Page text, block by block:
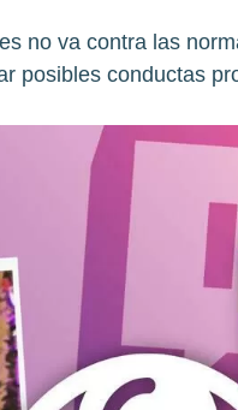
no va contra las
posibles conductas